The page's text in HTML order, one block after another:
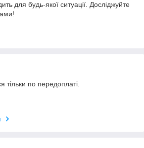
для будь-якої ситуації. Досліджуйте
тільки по передоплаті.